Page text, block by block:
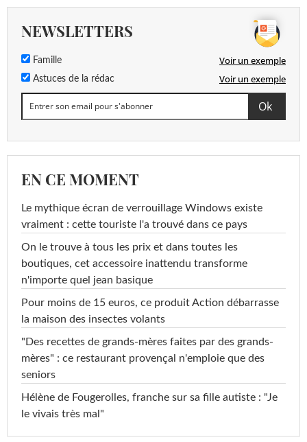
NEWSLETTERS
Famille Voir un exemple
Astuces de la rédac Voir un exemple
EN CE MOMENT
Le mythique écran de verrouillage Windows existe
vraiment : cette touriste l'a trouvé dans ce pays
On le trouve à tous les prix et dans toutes les
boutiques, cet accessoire inattendu transforme
n'importe quel jean basique
Pour moins de 15 euros, ce produit Action débarrasse
la maison des insectes volants
"Des recettes de grands-mères faites par des grands-
mères" : ce restaurant provençal n'emploie que des
seniors
Hélène de Fougerolles, franche sur sa fille autiste : "Je
le vivais très mal"